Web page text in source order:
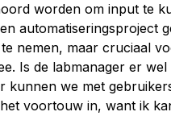
worden om input te
automatiseringsproject
nemen, maar cruciaal
Is de labmanager er
kunnen we met
voortouw in, want ik